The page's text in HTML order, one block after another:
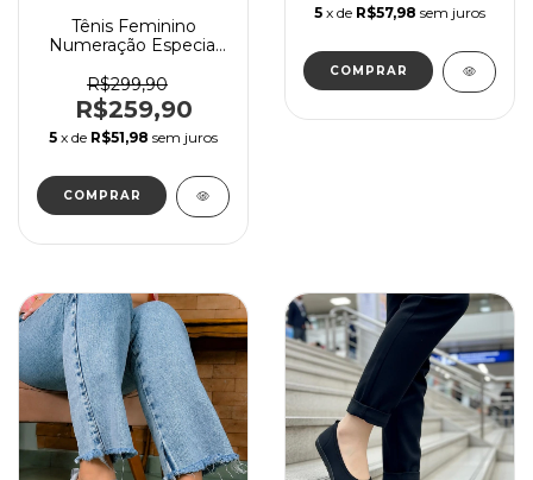
Tênis Feminino
Numeração Especial
vazado Super
confortável
R$299,90
R$259,90
5 x de R$51,98 sem juros
COMPRAR
5 x de R$57,98 sem juros
COMPRAR